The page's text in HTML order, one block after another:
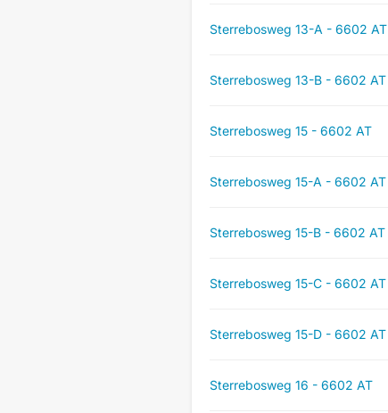
Sterrebosweg 13-A - 6602 AT
Sterrebosweg 13-B - 6602 AT
Sterrebosweg 15 - 6602 AT
Sterrebosweg 15-A - 6602 AT
Sterrebosweg 15-B - 6602 AT
Sterrebosweg 15-C - 6602 AT
Sterrebosweg 15-D - 6602 AT
Sterrebosweg 16 - 6602 AT